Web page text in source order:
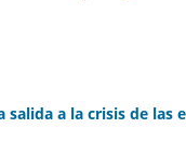
a la crisis de las